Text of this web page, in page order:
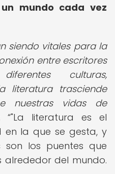
mundo cada vez
siendo vitales para la
entre escritores
culturas,
literatura trasciende
nuestras vidas de
"La literatura es el
en la que se gesta, y
son los puentes que
alrededor del mundo.